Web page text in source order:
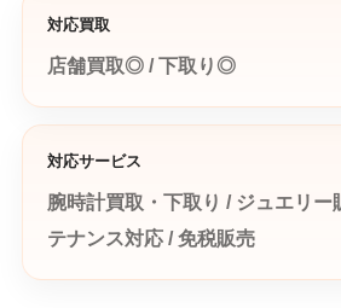
対応買取
店舗買取◎ / 下取り◎
対応サービス
腕時計買取・下取り / ジュエリー
テナンス対応 / 免税販売